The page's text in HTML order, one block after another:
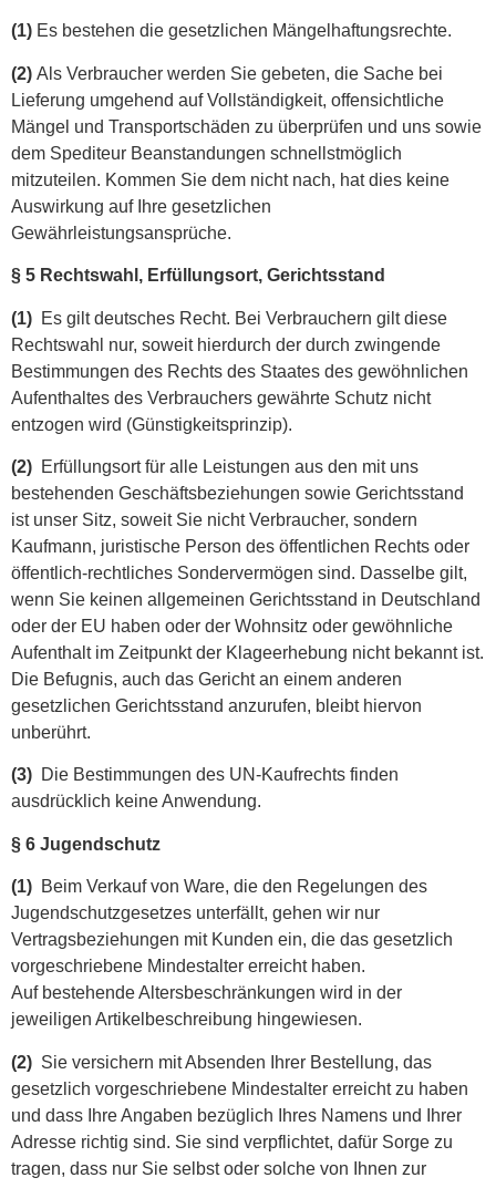
(1) Es bestehen die gesetzlichen Mängelhaftungsrechte.
(2) Als Verbraucher werden Sie gebeten, die Sache bei
Lieferung umgehend auf Vollständigkeit, offensichtliche
Mängel und Transportschäden zu überprüfen und uns sowie
dem Spediteur Beanstandungen schnellstmöglich
mitzuteilen. Kommen Sie dem nicht nach, hat dies keine
Auswirkung auf Ihre gesetzlichen
Gewährleistungsansprüche.
§ 5 Rechtswahl, Erfüllungsort, Gerichtsstand
(1) Es gilt deutsches Recht. Bei Verbrauchern gilt diese
Rechtswahl nur, soweit hierdurch der durch zwingende
Bestimmungen des Rechts des Staates des gewöhnlichen
Aufenthaltes des Verbrauchers gewährte Schutz nicht
entzogen wird (Günstigkeitsprinzip).
(2) Erfüllungsort für alle Leistungen aus den mit uns
bestehenden Geschäftsbeziehungen sowie Gerichtsstand
ist unser Sitz, soweit Sie nicht Verbraucher, sondern
Kaufmann, juristische Person des öffentlichen Rechts oder
öffentlich-rechtliches Sondervermögen sind. Dasselbe gilt,
wenn Sie keinen allgemeinen Gerichtsstand in Deutschland
oder der EU haben oder der Wohnsitz oder gewöhnliche
Aufenthalt im Zeitpunkt der Klageerhebung nicht bekannt ist.
Die Befugnis, auch das Gericht an einem anderen
gesetzlichen Gerichtsstand anzurufen, bleibt hiervon
unberührt.
(3) Die Bestimmungen des UN-Kaufrechts finden
ausdrücklich keine Anwendung.
§ 6 Jugendschutz
(1) Beim Verkauf von Ware, die den Regelungen des
Jugendschutzgesetzes unterfällt, gehen wir nur
Vertragsbeziehungen mit Kunden ein, die das gesetzlich
vorgeschriebene Mindestalter erreicht haben.
Auf bestehende Altersbeschränkungen wird in der
jeweiligen Artikelbeschreibung hingewiesen.
(2) Sie versichern mit Absenden Ihrer Bestellung, das
gesetzlich vorgeschriebene Mindestalter erreicht zu haben
und dass Ihre Angaben bezüglich Ihres Namens und Ihrer
Adresse richtig sind. Sie sind verpflichtet, dafür Sorge zu
tragen, dass nur Sie selbst oder solche von Ihnen zur